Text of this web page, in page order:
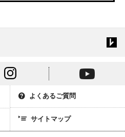
よくあるご質問
サイトマップ